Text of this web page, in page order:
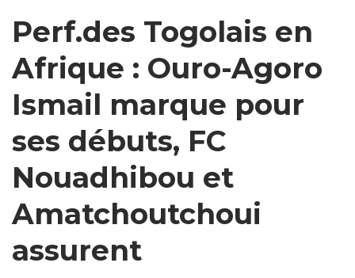
Perf.des Togolais en
Afrique : Ouro-Agoro
Ismail marque pour
ses débuts, FC
Nouadhibou et
Amatchoutchoui
assurent